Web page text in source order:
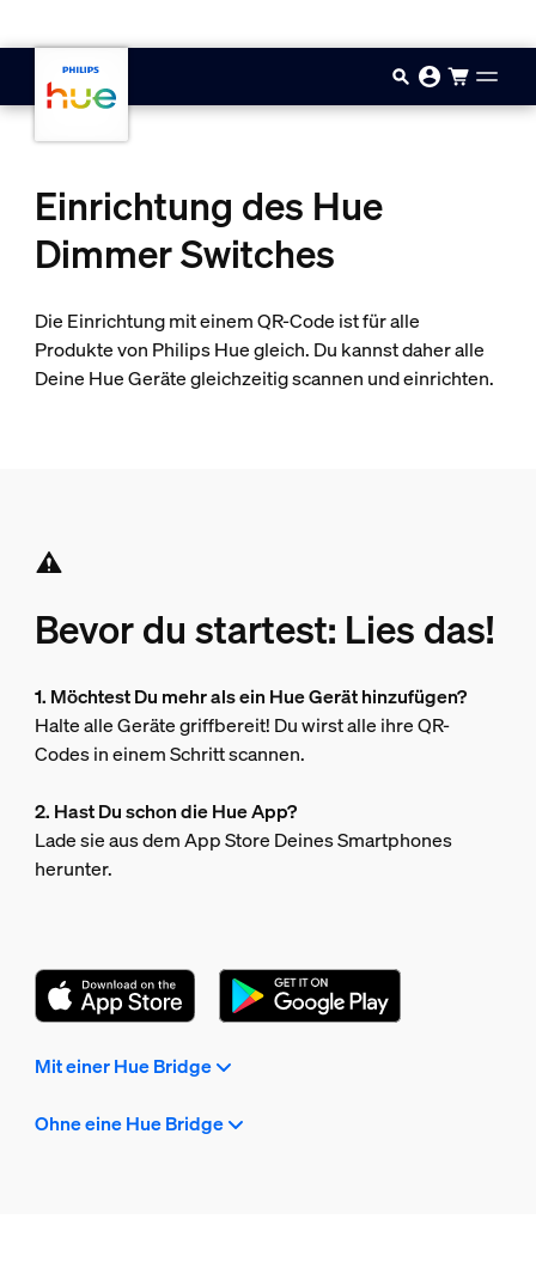
Einrichtung des Hue
Dimmer Switches
Die Einrichtung mit einem QR-Code ist für alle
Produkte von Philips Hue gleich. Du kannst daher alle
Deine Hue Geräte gleichzeitig scannen und einrichten.
Bevor du startest: Lies das!
1. Möchtest Du mehr als ein Hue Gerät hinzufügen?
Halte alle Geräte griffbereit! Du wirst alle ihre QR-
Codes in einem Schritt scannen.
2. Hast Du schon die Hue App?
Lade sie aus dem App Store Deines Smartphones
herunter.
Mit einer Hue Bridge
Ohne eine Hue Bridge